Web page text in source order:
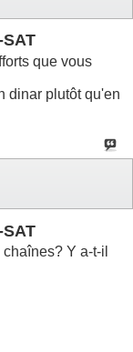
que vous
dinar plutôt qu'en
Y a-t-il